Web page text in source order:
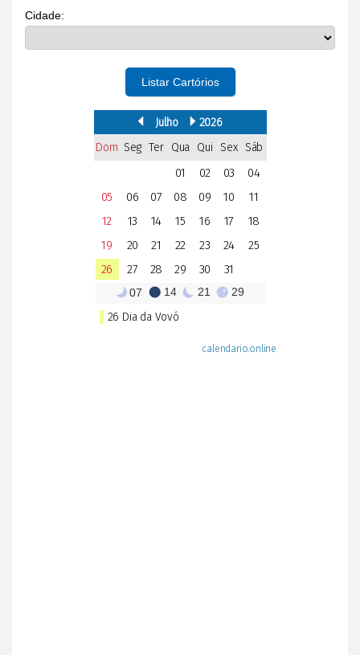
Cidade:
Listar Cartórios